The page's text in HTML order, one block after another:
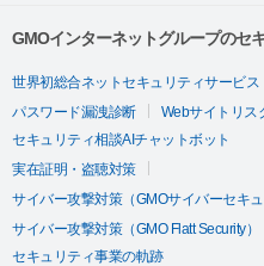
GMOインターネットグループのセ
世界初総合ネットセキュリティサービス
パスワード漏洩診断
Webサイトリス
セキュリティ相談AIチャットボット
実在証明・盗聴対策
サイバー攻撃対策（GMOサイバーセキュ
サイバー攻撃対策（GMO Flatt Security）
セキュリティ事業の軌跡